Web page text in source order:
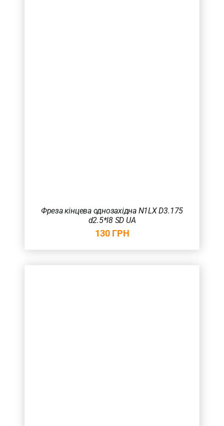
Фреза кінцева однозахідна N1LX D3.175
d2.5*l8 SD UA
130 ГРН